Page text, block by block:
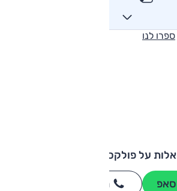
ספרו לנו
על פולקסווגן טיגואן?
חייגו